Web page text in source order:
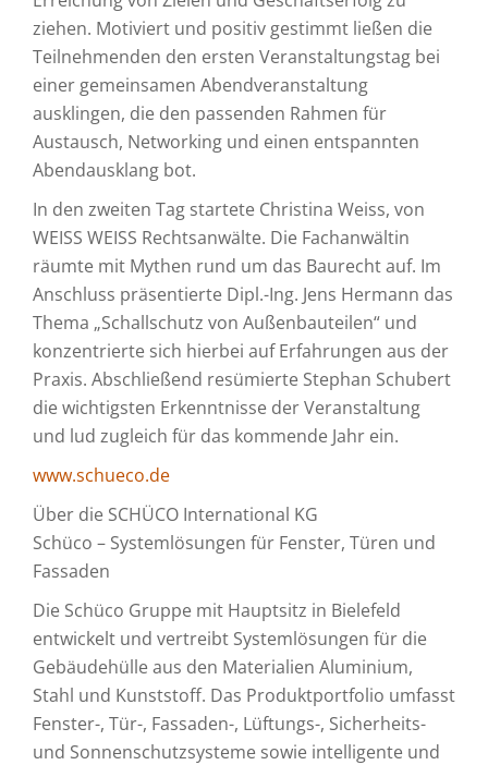
ziehen. Motiviert und positiv gestimmt ließen die
Teilnehmenden den ersten Veranstaltungstag bei
einer gemeinsamen Abendveranstaltung
ausklingen, die den passenden Rahmen für
Austausch, Networking und einen entspannten
Abendausklang bot.
In den zweiten Tag startete Christina Weiss, von
WEISS WEISS Rechtsanwälte. Die Fachanwältin
räumte mit Mythen rund um das Baurecht auf. Im
Anschluss präsentierte Dipl.-Ing. Jens Hermann das
Thema „Schallschutz von Außenbauteilen“ und
konzentrierte sich hierbei auf Erfahrungen aus der
Praxis. Abschließend resümierte Stephan Schubert
die wichtigsten Erkenntnisse der Veranstaltung
und lud zugleich für das kommende Jahr ein.
www.schueco.de
Über die SCHÜCO International KG
Schüco – Systemlösungen für Fenster, Türen und
Fassaden
Die Schüco Gruppe mit Hauptsitz in Bielefeld
entwickelt und vertreibt Systemlösungen für die
Gebäudehülle aus den Materialien Aluminium,
Stahl und Kunststoff. Das Produktportfolio umfasst
Fenster-, Tür-, Fassaden-, Lüftungs-, Sicherheits-
und Sonnenschutzsysteme sowie intelligente und